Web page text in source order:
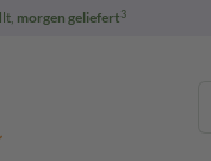
morgen geliefert3